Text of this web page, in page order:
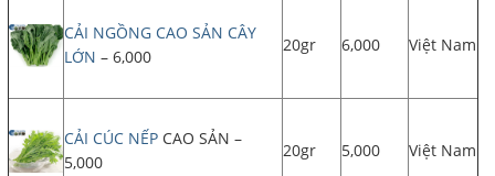
CẢI NGỒNG CAO SẢN CÂY
LỚN – 6,000
20gr 6,000 Việt Nam
CẢI CÚC NẾP CAO SẢN –
5,000
20gr 5,000 Việt Nam